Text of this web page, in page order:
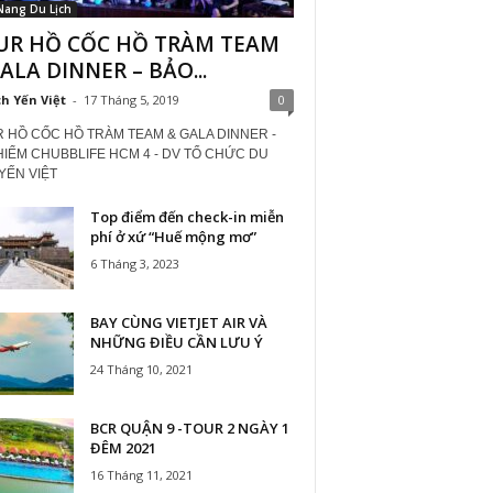
Du Lịch
HỒ CỐC HỒ TRÀM TEAM
DINNER – BẢO...
Yến Việt - 17 Tháng 5, 2019 0
HỒ CỐC HỒ TRÀM TEAM & GALA DINNER -
CHUBBLIFE HCM 4 - DV TỔ CHỨC DU
VIỆT
Top điểm đến check-in miễn
phí ở xứ “Huế mộng mơ”
6 Tháng 3, 2023
BAY CÙNG VIETJET AIR VÀ
NHỮNG ĐIỀU CẦN LƯU Ý
24 Tháng 10, 2021
BCR QUẬN 9 -TOUR 2 NGÀY 1
ĐÊM 2021
16 Tháng 11, 2021